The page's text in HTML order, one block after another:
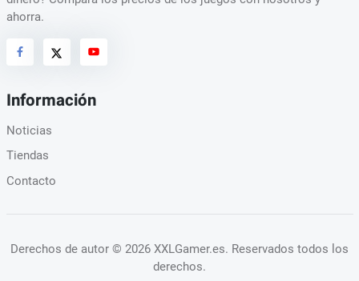
ahorra.
Información
Noticias
Tiendas
Contacto
Derechos de autor © 2026 XXLGamer.es. Reservados todos los
derechos.